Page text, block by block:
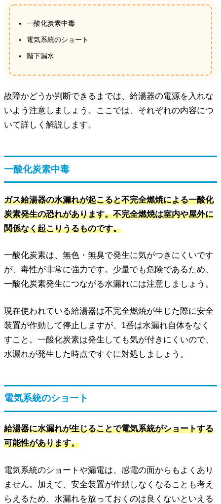
一酸化炭素中毒
電気系統のショート
階下漏水
故障かどうか判断できるまでは、給湯器の電源を入れな
いよう注意しましょう。ここでは、それぞれの内容につ
いて詳しく解説します。
一酸化炭素中毒
ガス給湯器の水漏れが起こると不完全燃焼による一酸化
炭素発生の恐れがあります。不完全燃焼は室内や屋外に
関係なく起こりうるものです。
一酸化炭素は、無色・無臭で発生に気がつきにくいです
が、毒性が非常に強力です。少量でも危険であるため、
一酸化炭素発生につながる水漏れには注意しましょう。
現在使われている給湯器は不完全燃焼が生じた際に安全
装置が作動して停止しますが、1番は水漏れ自体をなく
すこと。一酸化炭素は発生しても気が付きにくいので、
水漏れが発生した時点ですぐに対処しましょう。
電気系統のショート
給湯器に水漏れが生じることで電気系統がショートする
可能性があります。
電気系統のショートや漏電は、感電の面からもよくあり
ません。加えて、安全装置が作動しなくなることも考え
らえるため、水漏れを放っておくのは良くないといえる